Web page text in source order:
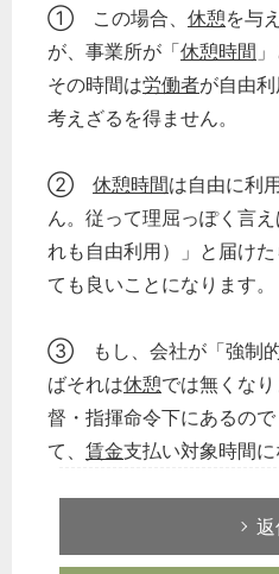
① この場合、 休憩を与
が、事業所が「休憩時間
その時間は労働者が自由
考えざるを得ません。
② 休憩時間は自由に利
ん。従って理屈っぽく言
れも自由利用）」と届け
ても良いことになります。
③ もし、会社が「強制的
ばそれは休憩では無くな
督・指揮命令下にあるの
て、 賃金支払い対象時間に